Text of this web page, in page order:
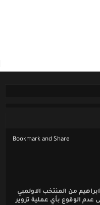
من المنتخب الاولمبي
الوقوع بأي عملية تزوير